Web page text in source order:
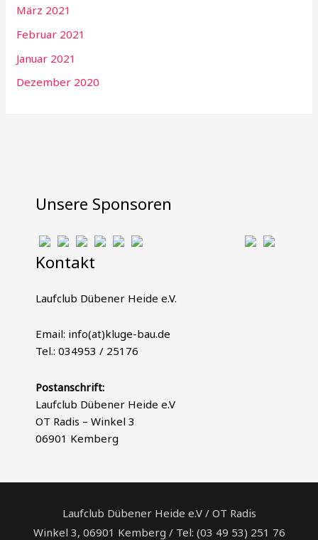
März 2021
Februar 2021
Januar 2021
Dezember 2020
Unsere Sponsoren
Kontakt
Laufclub Dübener Heide e.V.
Email: info(at)kluge-bau.de
Tel.: 034953 / 25176
Postanschrift:
Laufclub Dübener Heide e.V
OT Radis – Winkel 3
06901 Kemberg
Laufclub Dübener Heide e.V / OT Radis
Winkel 3, 06901 Kemberg / Tel: (03 49 53) 251 76